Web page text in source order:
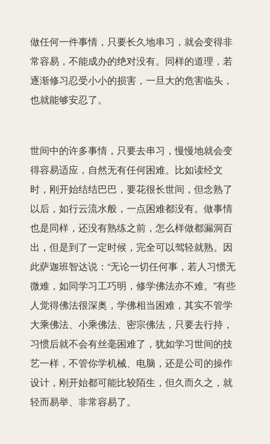
做任何一件事情，只要长久地串习，就会变得非
常容易，不能成办的绝对没有。同样的道理，若
逐渐修习忍受小小的损害，一旦大的危害临头，
也就能够安忍了。
世间中的许多事情，只要去串习，慢慢地就会变
得容易适应，自然无有任何困难。比如读经文
时，刚开始结结巴巴，要花很长世间，但念熟了
以后，如行云流水般，一点困难都没有。做事情
也是同样，还没有熟练之前，怎么样做都漏洞百
出，但是到了一定时候，完全可以驾轻就熟。因
此萨迦班智达说：“无论一切任何事，若人习惯无
微难，如同学习工巧明，修学佛法亦不难。”有些
人觉得佛法很深奥，学佛相当困难，其实不管学
大乘佛法、小乘佛法、密宗佛法，只要去行持，
习惯后就不会有丝毫困难了，犹如学习世间的技
艺一样，不管你学机械、电脑，还是公司的操作
设计，刚开始都可能比较陌生，但久而久之，就
轻而易举、非常容易了。